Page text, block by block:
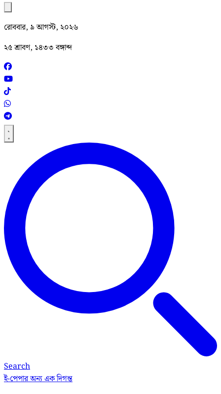
রোববার, ৯ আগস্ট, ২০২৬
২৫ শ্রাবণ, ১৪৩৩ বঙ্গাব্দ
Search
ই-পেপারঅন্য এক দিগন্ত